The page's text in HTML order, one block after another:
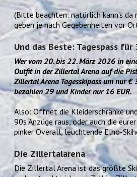
(Bitte beachten: natürlich kann’s da
geben je nach Gegebenheiten vor
Und das Beste: Tagespass für
Wer vom 20. bis 22. März 2026 in
Outfit in der Zillertal Arena auf die
Zillertal Arena Tagesskipass um nur €
bezahlen 29 und Kinder nur 16 EUR.
Also: Öffnet die Kleiderschränke
90s Anzüge raus, oder auch die
pinker Overall, leuchtende Elho-
Die Zillertalarena
Die Zillertal Arena ist das größte